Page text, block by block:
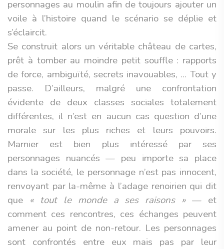
personnages au moulin afin de toujours ajouter un
voile à l’histoire quand le scénario se déplie et
s’éclaircit.
Se construit alors un véritable château de cartes,
prêt à tomber au moindre petit souffle : rapports
de force, ambiguïté, secrets inavouables, ... Tout y
passe. D’ailleurs, malgré une confrontation
évidente de deux classes sociales totalement
différentes, il n’est en aucun cas question d’une
morale sur les plus riches et leurs pouvoirs.
Marnier est bien plus intéressé par ses
personnages nuancés — peu importe sa place
dans la société, le personnage n’est pas innocent,
renvoyant par la-même à l’adage renoirien qui dit
que « tout le monde a ses raisons »— et
comment ces rencontres, ces échanges peuvent
amener au point de non-retour. Les personnages
sont confrontés entre eux mais pas par leur